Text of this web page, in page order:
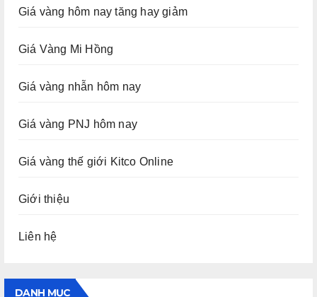
Giá vàng hôm nay tăng hay giảm
Giá Vàng Mi Hồng
Giá vàng nhẫn hôm nay
Giá vàng PNJ hôm nay
Giá vàng thế giới Kitco Online
Giới thiệu
Liên hệ
DANH MỤC